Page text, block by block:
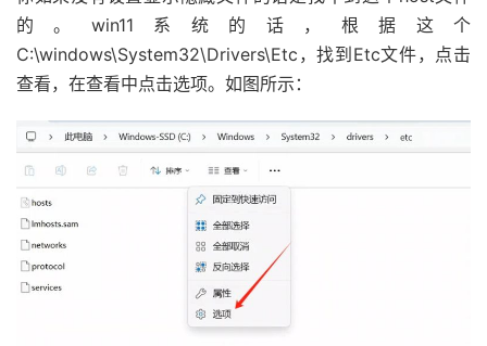
的。win11系统的话，根据这个
C:\windows\System32\Drivers\Etc，找到Etc文件，点击
查看，在查看中点击选项。如图所示：